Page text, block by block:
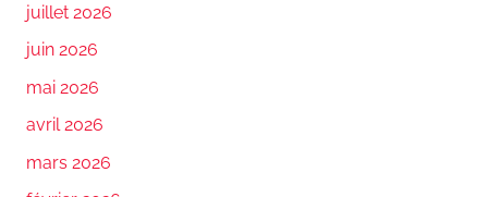
juillet 2026
juin 2026
mai 2026
avril 2026
mars 2026